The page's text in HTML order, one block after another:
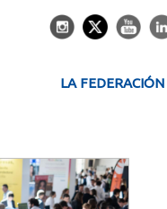
LA FEDERACIÓN